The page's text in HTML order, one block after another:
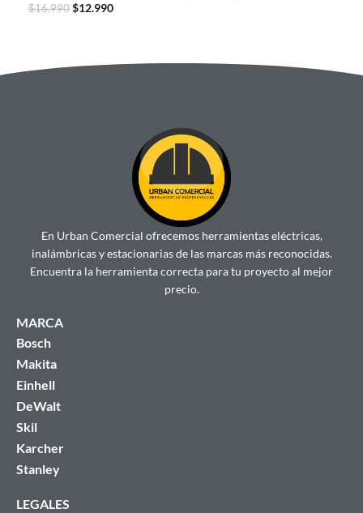
$16.990 $12.990
En Urban Comercial ofrecemos herramientas eléctricas,
inalámbricas y estacionarias de las marcas más reconocidas.
Encuentra la herramienta correcta para tu proyecto al mejor
precio.
MARCA
Bosch
Makita
Einhell
DeWalt
Skil
Karcher
Stanley
LEGALES